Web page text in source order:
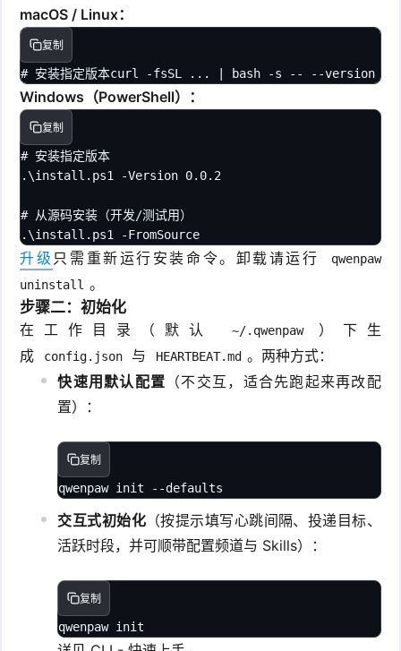
macOS / Linux：
复制
# 安装指定版本curl -fsSL ... | bash -s -- --version
Windows（PowerShell）：
复制
# 安装指定版本
.\install.ps1 -Version 0.0.2
# 从源码安装（开发/测试用）
.\install.ps1 -FromSource
升级 只需重新运行安装命令。卸载请运行
qwenpaw
uninstall 。
步骤二：初始化
在工作目录（默认
~/.qwenpaw
）下生
成
config.json 与 HEARTBEAT.md 。两种方式：
快速用默认配置 （不交互，适合先跑起来再改配
置）：
复制
qwenpaw init --defaults
交互式初始化（按提示填写心跳间隔、投递目标、
活跃时段，并可顺带配置频道与 Skills）：
复制
qwenpaw init